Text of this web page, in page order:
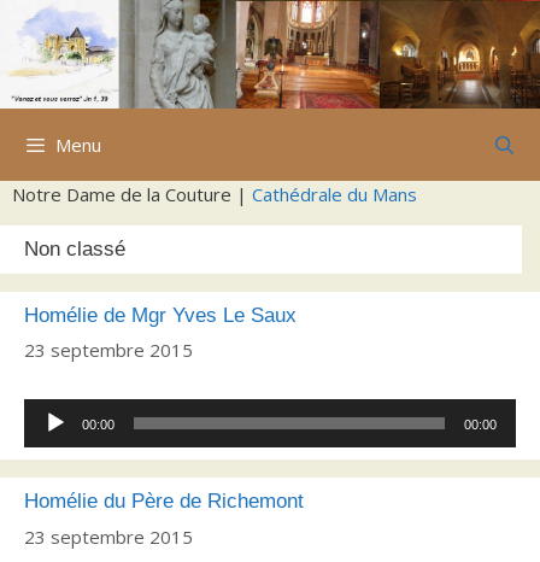
Aller
contenu
Menu
Notre Dame de la Couture | Cathédrale du Mans
Non classé
Homélie de Mgr Yves Le Saux
23 septembre 2015
Lecteur
audio
00:00 00:00
Homélie du Père de Richemont
23 septembre 2015